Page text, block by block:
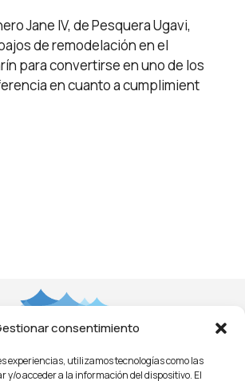
consentimiento
experiencias, utilizamos tecnologías como las
y/o acceder a la información del dispositivo. El
Jane IV, de Pesquera Ugavi,
de remodelación en el
para convertirse en uno de los
en cuanto a cumplimient
PrivacidadCookiesCondiciones